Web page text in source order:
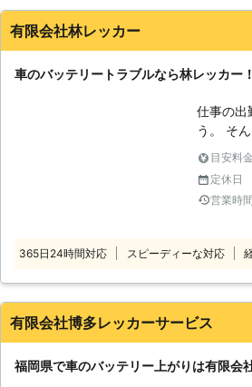
ていない
その状態
損につながってし
は要チ
ひとつ
まで、エンジ
た状態
などが付
てしまうのです。 また車を長い間
がってし
につながってしまうの
間は8:00
のトラブル
もし車の
有限会社林レッカー
車のバッテリートラブルなら林レッカ
仕事の出
う。 そ
しまい
で、車
「バッテ
きが取れ
車の事
テリー上
軽に私達までご連絡
のトラブ
用できな
365日い
ら、タ
気軽に私達までご連
目安料金
定休日
営業時間
365日24時間対応 スピーディーな対応
有限会社博多レッカーサービス
福岡県で車のバッテリー上がりは有限会